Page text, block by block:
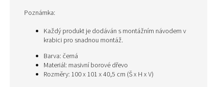
Poznámka:
Každý produkt je dodáván s montážním návodem v
krabici pro snadnou montáž.
Barva: černá
Materiál: masivní borové dřevo
Rozměry: 100 x 101 x 40,5 cm (Š x H x V)